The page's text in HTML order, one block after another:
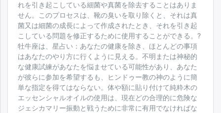
れを引き起こしている細菌や真菌を除去することはありま
せん。このプロセスは、靴の臭いを取り除くと、それは真
菌又は細菌の成長によって作成されたとき、それを引き起
こしている問題を修正するために使用することができる。?
牡牛座は、星占い：あなたの健康を除き、ほとんどの事項
はあなたのやり方に行くように見える。不明または神秘的
な健康試練があなたを悩ませている可能性があり、あなた
が彼らに参加を希望するも、ヒンドゥー教の神のように簡
単な指定を得てはならない。体や額に貼り付けて純粋木の
エッセンシャルオイルの使用は、現在どの合理的に危険な
ジェシカマリー振動と戦うために非常に有用でなければな